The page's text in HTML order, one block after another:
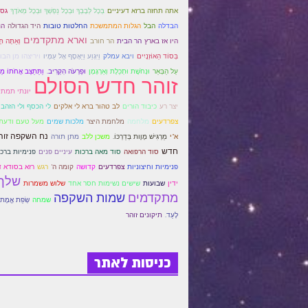
אתה תחזה ברזא דעיניים בְּכָל לְבָבְךָ וּבְכָל נַפְשְׁךָ וּבְכָל מְאֹדֶךָ
הבדלה הבל הגלות המתמשכת החלטות טובות היד הגדולה
היו אז בארץ הר הבית הר חורב וארא מתקדמים וְאַתָּה
בְּסוֹד הַאוֹזְנָיִים ויבא עמלק וַיִּגְוַע וַיֵּאָסֶף אֶל עַמָּיו ויריצהו מן
עַל הַבְּאֵר וּנְחֹשֶׁת וּתְכֵלֶת וְאַרְגָּמָן וּפַרְעֹה הִקְרִיב. וַתֵּתַצַּב אֲחֹתוֹ
זוהר חדש הסולם יונתי תמתי
יצר רע כיבוד הורים לב טהור ברא לי אלקים לי הכסף ולי הזהב
צפרדעים מלחמה מלחמת היצר מלכות שמים מעל טעם
א"י מַרְגִּישׁ מָוֶות בְּדַרְכּוֹ. משכן ללב מתן תורה נח השקפה
חדש סוד הרפואה סוד מאה ברכות עיניים פנים פנימיות
פנימיות וחיצוניות צפרדעים קדושה קומה ה' רגש רזא בסודא
ידין שבועות שישים נשימות חסר אחד שלוש משמרות
מתקדמים שמות השקפה שמחה שְׂפַת אֱמֶת
לָעַד. תיקונים זוהר
כניסות לאתר